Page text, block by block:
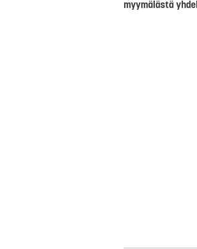
myymälästä